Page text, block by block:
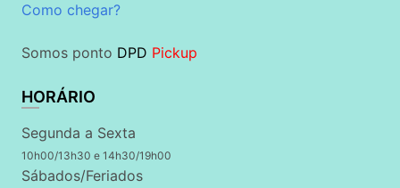
Como chegar?
Somos ponto DPD Pickup
HORÁRIO
Segunda a Sexta
10h00/13h30 e 14h30/19h00
Sábados/Feriados